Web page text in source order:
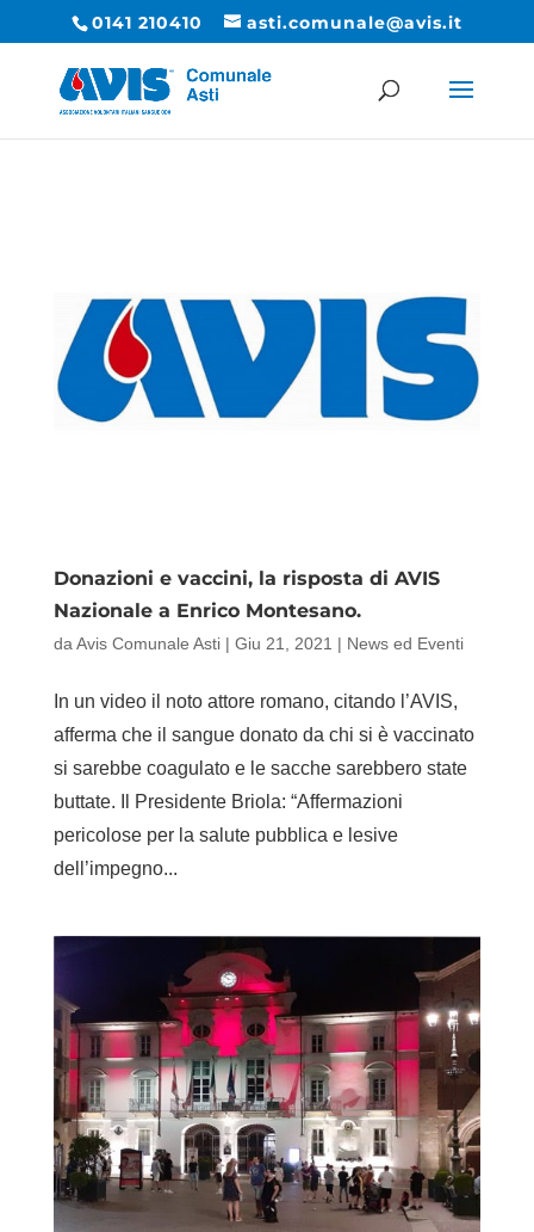
0141 210410 asti.comunale@avis.it
Donazioni e vaccini, la risposta di AVIS
Nazionale a Enrico Montesano.
da Avis Comunale Asti| Giu 21, 2021 | News ed Eventi
In un video il noto attore romano, citando l’AVIS,
afferma che il sangue donato da chi si è vaccinato
si sarebbe coagulato e le sacche sarebbero state
buttate. Il Presidente Briola: “Affermazioni
pericolose per la salute pubblica e lesive
dell’impegno...